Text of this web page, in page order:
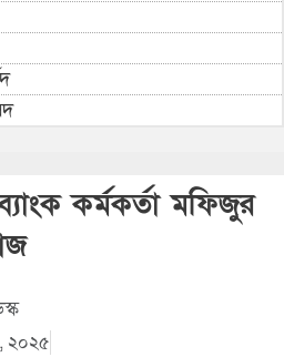
কর্মকর্তা মফিজুর
২০২৫